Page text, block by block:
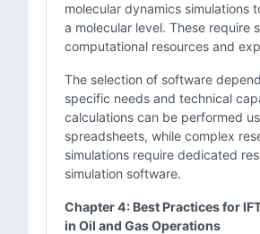
molecular dynamics simulations
a molecular level. These require
computational resources and
The selection of software
specific needs and technical
calculations can be performed
spreadsheets, while complex
simulations require dedicated
simulation software.
Chapter 4: Best Practices for
in Oil and Gas Operations